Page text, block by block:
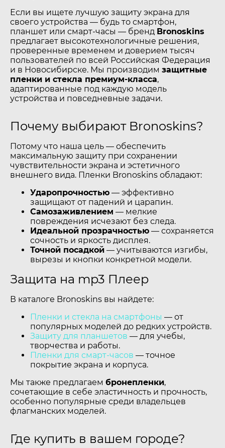
Если вы ищете лучшую защиту экрана для
своего устройства — будь то смартфон,
планшет или смарт-часы — бренд Bronoskins
предлагает высокотехнологичные решения,
проверенные временем и доверием тысяч
пользователей по всей Российская Федерация
и в Новосибирске. Мы производим защитные
пленки и стекла премиум-класса,
адаптированные под каждую модель
устройства и повседневные задачи.
Почему выбирают Bronoskins?
Потому что наша цель — обеспечить
максимальную защиту при сохранении
чувствительности экрана и эстетичного
внешнего вида. Пленки Bronoskins обладают:
Ударопрочностью — эффективно
защищают от падений и царапин.
Самозаживлением — мелкие
повреждения исчезают без следа.
Идеальной прозрачностью — сохраняется
сочность и яркость дисплея.
Точной посадкой — учитываются изгибы,
вырезы и кнопки конкретной модели.
Защита на mp3 Плеер
В каталоге Bronoskins вы найдете:
Пленки и стекла на смартфоны — от
популярных моделей до редких устройств.
Защиту для планшетов — для учебы,
творчества и работы.
Пленки для смарт-часов — точное
покрытие экрана и корпуса.
Мы также предлагаем бронепленки,
сочетающие в себе эластичность и прочность,
особенно популярные среди владельцев
флагманских моделей.
Где купить в вашем городе?